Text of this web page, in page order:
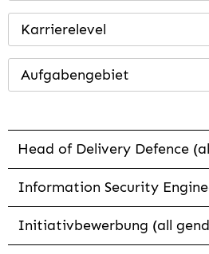
Karrierelevel
Aufgabengebiet
Head of Delivery Defence
Information Security
Initiativbewerbung (all